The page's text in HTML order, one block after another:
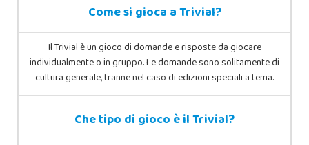
Come si gioca a Trivial?
Il Trivial è un gioco di domande e risposte da giocare
individualmente o in gruppo. Le domande sono solitamente di
cultura generale, tranne nel caso di edizioni speciali a tema.
Che tipo di gioco è il Trivial?